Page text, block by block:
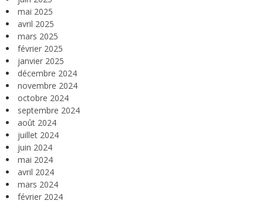
mai 2025
avril 2025
mars 2025
février 2025
janvier 2025
décembre 2024
novembre 2024
octobre 2024
septembre 2024
août 2024
juillet 2024
juin 2024
mai 2024
avril 2024
mars 2024
février 2024